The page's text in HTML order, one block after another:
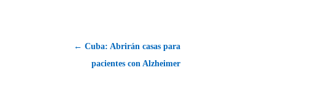
← Cuba: Abrirán casas para
pacientes con Alzheimer